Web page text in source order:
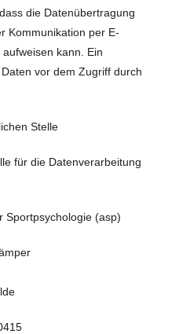
die Datenübertragung
Kommunikation per E-
kann. Ein
vor dem Zugriff durch
Stelle
für die Datenverarbeitung
Sportpsychologie (asp)